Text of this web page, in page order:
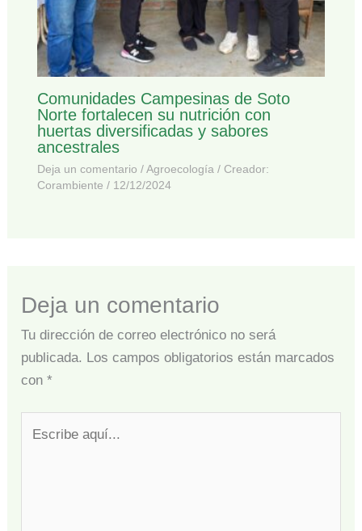
Comunidades Campesinas de Soto
Norte fortalecen su nutrición con
huertas diversificadas y sabores
ancestrales
Deja un comentario /Agroecología / Creador:
Corambiente / 12/12/2024
Deja un comentario
Tu dirección de correo electrónico no será
publicada. Los campos obligatorios están marcados
con*